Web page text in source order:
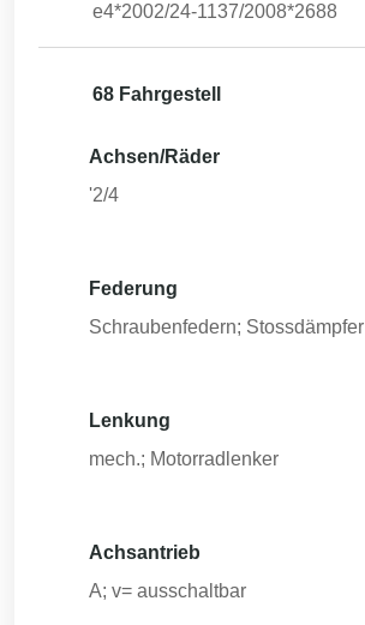
e4*2002/24-1137/2008*2688
68 Fahrgestell
Achsen/Räder
'2/4
Federung
Schraubenfedern; Stossdämpfer
Lenkung
mech.; Motorradlenker
Achsantrieb
A; v= ausschaltbar